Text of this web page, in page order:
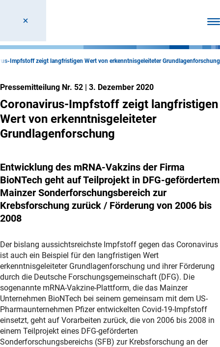
Impfstoff zeigt langfristigen Wert von erkenntnisgeleiteter Grundlagenforschung
Pressemitteilung Nr. 52 | 3. Dezember 2020
Coronavirus-Impfstoff zeigt langfristigen
Wert von erkenntnisgeleiteter
Grundlagenforschung
Entwicklung des mRNA-Vakzins der Firma
BioNTech geht auf Teilprojekt in DFG-gefördertem
Mainzer Sonderforschungsbereich zur
Krebsforschung zurück / Förderung von 2006 bis
2008
Der bislang aussichtsreichste Impfstoff gegen das Coronavirus
ist auch ein Beispiel für den langfristigen Wert
erkenntnisgeleiteter Grundlagenforschung und ihrer Förderung
durch die Deutsche Forschungsgemeinschaft (DFG). Die
sogenannte mRNA-Vakzine-Plattform, die das Mainzer
Unternehmen BioNTech bei seinem gemeinsam mit dem US-
Pharmaunternehmen Pfizer entwickelten Covid-19-Impfstoff
einsetzt, geht auf Vorarbeiten zurück, die von 2006 bis 2008 in
einem Teilprojekt eines DFG-geförderten
Sonderforschungsbereichs (SFB) zur Krebsforschung an der